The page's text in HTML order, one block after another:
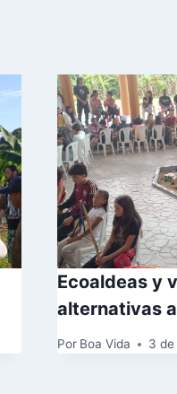
Ecoaldeas y
alternativas
Por Boa Vida 3